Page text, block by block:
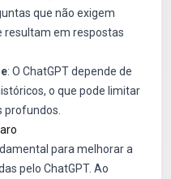
que não exigem
em respostas
: O ChatGPT depende de
o que pode limitar
profundos.
para melhorar a
pelo ChatGPT. Ao